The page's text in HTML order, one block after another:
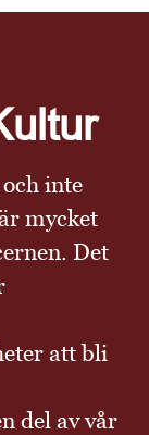
inte
mycket
Det
att bli
del av vår